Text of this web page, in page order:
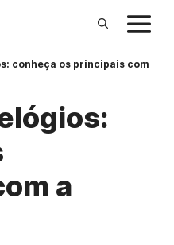
conheça os principais com
a